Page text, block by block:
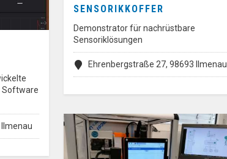
SENSORIKKOFFER
Demonstrator für nachrüstbare
Sensoriklösungen
Ehrenbergstraße 27, 98693 Ilmenau
Software